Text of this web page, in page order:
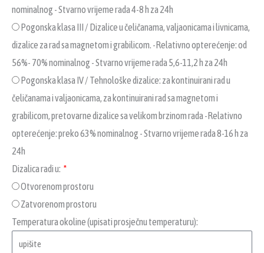
nominalnog - Stvarno vrijeme rada 4-8 h za 24h
Pogonska klasa III / Dizalice u čeličanama, valjaonicama i livnicama,
dizalice za rad sa magnetom i grabilicom. -Relativno opterećenje: od
56%- 70% nominalnog - Stvarno vrijeme rada 5,6-11,2 h za 24h
Pogonska klasa IV / Tehnološke dizalice: za kontinuirani rad u
čeličanama i valjaonicama, za kontinuirani rad sa magnetom i
grabilicom, pretovarne dizalice sa velikom brzinom rada -Relativno
opterećenje: preko 63% nominalnog - Stvarno vrijeme rada 8-16 h za
24h
Dizalica radi u:
Otvorenom prostoru
Zatvorenom prostoru
Temperatura okoline (upisati prosječnu temperaturu):